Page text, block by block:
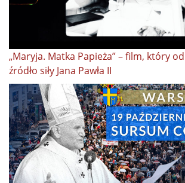
„Maryja. Matka Papieża” – film, który
źródło siły Jana Pawła II